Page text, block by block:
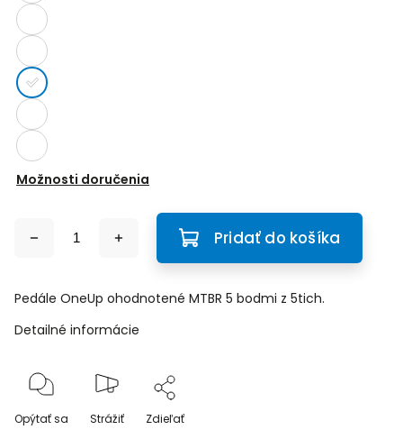
Možnosti doručenia
Pridať do košíka
Pedále OneUp ohodnotené MTBR 5 bodmi z 5tich.
Detailné informácie
Opýtať sa Strážiť Zdieľať